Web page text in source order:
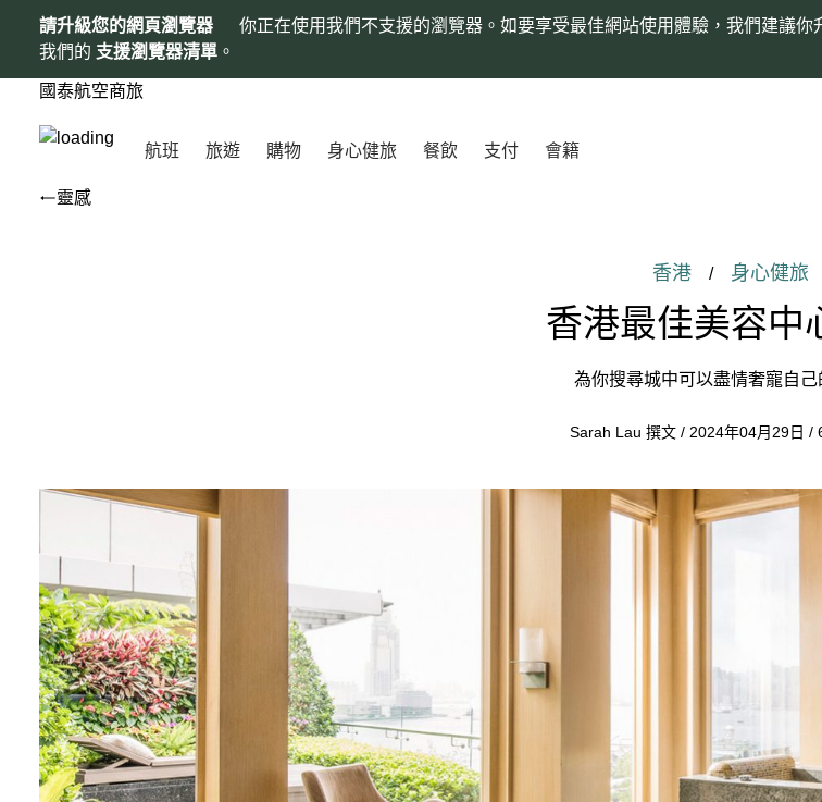
請升級您的網頁瀏覽器
你正在使用我們不支援的瀏覽器。如要享受最佳網站使用體驗，我們建議
我們的 支援瀏覽器清單 。
國泰航空商旅
航班 旅遊 購物 身心健旅 餐飲 支付 會籍
靈感
香港 / 身心健旅
香港最佳美容中
為你搜尋城中可以盡情奢寵自己
Sarah Lau 撰文 / 2024年04月29日 /